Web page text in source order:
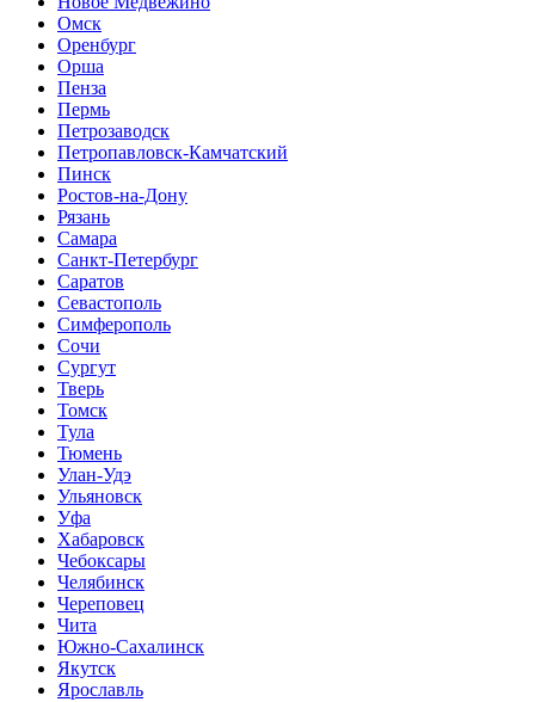
Омск
Оренбург
Орша
Пенза
Пермь
Петрозаводск
Петропавловск-Камчатский
Пинск
Ростов-на-Дону
Рязань
Самара
Санкт-Петербург
Саратов
Севастополь
Симферополь
Сочи
Сургут
Тверь
Томск
Тула
Тюмень
Улан-Удэ
Ульяновск
Уфа
Хабаровск
Чебоксары
Челябинск
Череповец
Чита
Южно-Сахалинск
Якутск
Ярославль